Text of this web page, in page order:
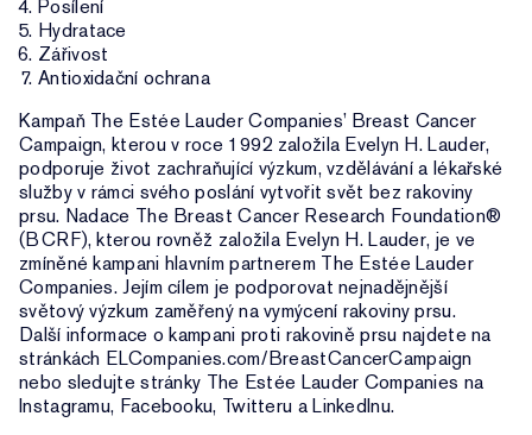
Posílení
Hydratace
Zářivost
Antioxidační ochrana
Kampaň The Estée Lauder Companies’ Breast Cancer
Campaign, kterou v roce 1992 založila Evelyn H. Lauder,
podporuje život zachraňující výzkum, vzdělávání a lékařské
služby v rámci svého poslání vytvořit svět bez rakoviny
prsu. Nadace The Breast Cancer Research Foundation®
(BCRF), kterou rovněž založila Evelyn H. Lauder, je ve
zmíněné kampani hlavním partnerem The Estée Lauder
Companies. Jejím cílem je podporovat nejnadějnější
světový výzkum zaměřený na vymýcení rakoviny prsu.
Další informace o kampani proti rakovině prsu najdete na
stránkách ELCompanies.com/BreastCancerCampaign
nebo sledujte stránky The Estée Lauder Companies na
Instagramu, Facebooku, Twitteru a LinkedInu.